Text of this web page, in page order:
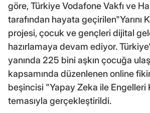
göre, Türkiye Vodafone Vakfı ve
tarafından hayata geçirilen"Yarını
projesi, çocuk ve gençleri dijital
hazırlamaya devam ediyor.
yanında 225 bini aşkın çocuğa
kapsamında düzenlenen online
beşincisi "Yapay Zeka ile Engelleri
temasıyla gerçekleştirildi.